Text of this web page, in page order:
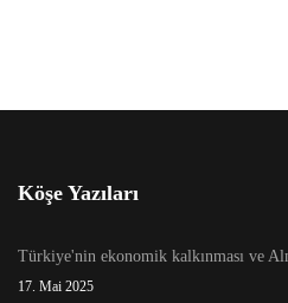
Köşe Yazıları
Türkiye'nin ekonomik kalkınması ve
17. Mai 2025